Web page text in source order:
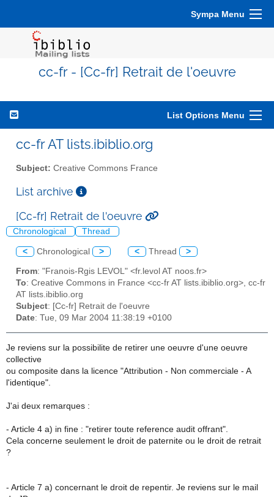
Sympa Menu
cc-fr - [Cc-fr] Retrait de l'oeuvre
List Options Menu
cc-fr AT lists.ibiblio.org
Subject: Creative Commons France
List archive
[Cc-fr] Retrait de l'oeuvre
Chronological Thread
< Chronological > < Thread >
From: "Franois-Rgis LEVOL" <fr.levol AT noos.fr>
To: Creative Commons in France <cc-fr AT lists.ibiblio.org>, cc-fr
AT lists.ibiblio.org
Subject: [Cc-fr] Retrait de l'oeuvre
Date: Tue, 09 Mar 2004 11:38:19 +0100
Je reviens sur la possibilite de retirer une oeuvre d'une oeuvre
collective
ou composite dans la licence "Attribution - Non commerciale - A
l'identique".
J'ai deux remarques :
- Article 4 a) in fine : "retirer toute reference audit offrant".
Cela concerne seulement le droit de paternite ou le droit de retrait
?
- Article 7 a) concernant le droit de repentir. Je reviens sur le mail